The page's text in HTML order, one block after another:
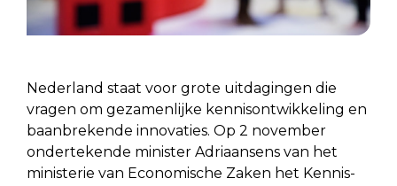
Nederland staat voor grote uitdagingen die
vragen om gezamenlijke kennisontwikkeling en
baanbrekende innovaties. Op 2 november
ondertekende minister Adriaansens van het
ministerie van Economische Zaken het Kennis-